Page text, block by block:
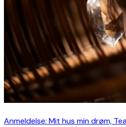
Anmeldelse: Mit hus min drøm,